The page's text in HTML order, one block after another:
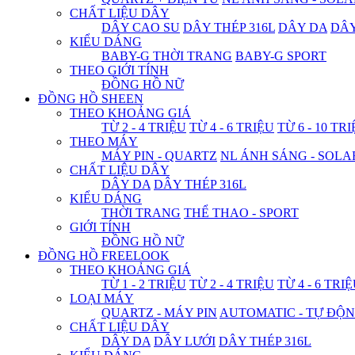
CHẤT LIỆU DÂY
DÂY CAO SU DÂY THÉP 316L DÂY DA
KIỂU DÁNG
BABY-G THỜI TRANG BABY-G SPORT
THEO GIỚI TÍNH
ĐỒNG HỒ NỮ
ĐỒNG HỒ SHEEN
THEO KHOẢNG GIÁ
TỪ 2 - 4 TRIỆU TỪ 4 - 6 TRIỆU TỪ 6 - 10
THEO MÁY
MÁY PIN - QUARTZ NL ÁNH SÁNG -
CHẤT LIỆU DÂY
DÂY DA DÂY THÉP 316L
KIỂU DÁNG
THỜI TRANG THỂ THAO - SPORT
GIỚI TÍNH
ĐỒNG HỒ NỮ
ĐỒNG HỒ FREELOOK
THEO KHOẢNG GIÁ
TỪ 1 - 2 TRIỆU TỪ 2 - 4 TRIỆU TỪ 4 - 6
LOẠI MÁY
QUARTZ - MÁY PIN AUTOMATIC - TỰ
CHẤT LIỆU DÂY
DÂY DA DÂY LƯỚI DÂY THÉP 316L